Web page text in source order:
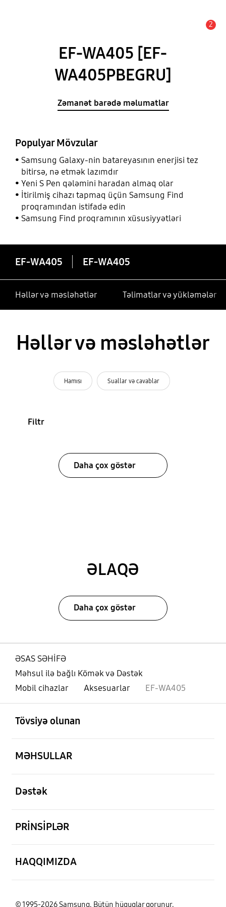
2
EF-WA405 [EF-
WA405PBEGRU]
Zəmanət barədə məlumatlar
Populyar Mövzular
Samsung Galaxy-nin batareyasının enerjisi tez
bitirsə, nə etmək lazımdır
Yeni S Pen qələmini haradan almaq olar
İtirilmiş cihazı tapmaq üçün Samsung Find
proqramından istifadə edin
Samsung Find proqramının xüsusiyyətləri
EF-WA405 EF-WA405
Həllər və məsləhətlər Təlimatlar və yükləmələr
Həllər və məsləhətlər
Hamısı Suallar və cavablar
Filtr
Daha çox göstər
ƏLAQƏ
Daha çox göstər
ƏSAS SƏHİFƏ
Məhsul ilə bağlı Kömək və Dəstək
Mobil cihazlar
Aksesuarlar EF-WA405
Tövsiyə olunan
MƏHSULLAR
Dəstək
PRİNSİPLƏR
HAQQIMIZDA
© 1995-2026 Samsung. Bütün hüquqlar qorunur.